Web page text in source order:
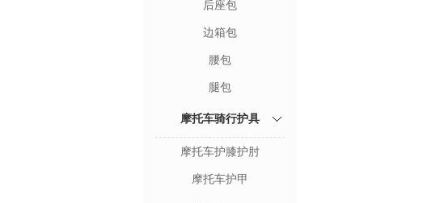
后座包
边箱包
腰包
腿包
摩托车骑行护具
摩托车护膝护肘
摩托车护甲